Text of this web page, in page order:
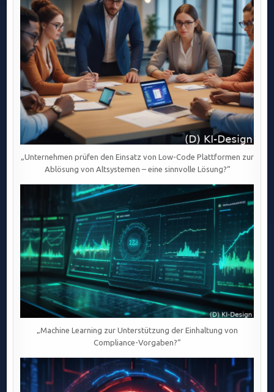
„Unternehmen prüfen den Einsatz von Low-Code Plattformen zur
Ablösung von Altsystemen – eine sinnvolle Lösung?“
„Machine Learning zur Unterstützung der Einhaltung von
Compliance-Vorgaben?“